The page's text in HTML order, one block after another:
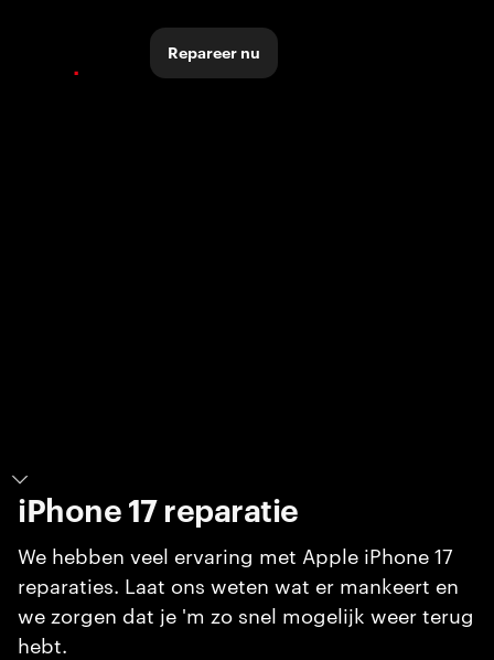
Repareer nu
iPhone 17 reparatie
We hebben veel ervaring met Apple iPhone 17
reparaties. Laat ons weten wat er mankeert en
we zorgen dat je 'm zo snel mogelijk weer terug
hebt.